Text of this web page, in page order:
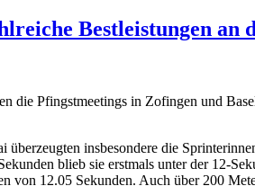
Bestleistungen an
die Pfingstmeetings in Zofingen und
insbesondere die
blieb sie erstmals unter der 12-
von 12.05 Sekunden. Auch über 200